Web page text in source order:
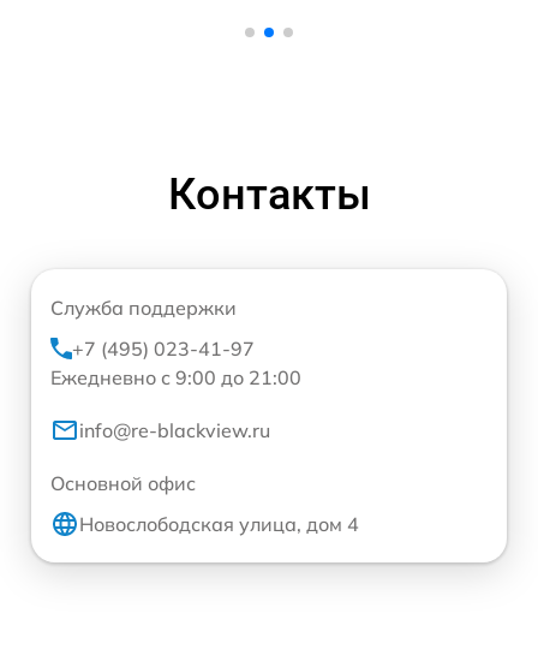
Контакты
Служба поддержки
+7 (495) 023-41-97
Ежедневно с 9:00 до 21:00
info@re-blackview.ru
Основной офис
Новослободская улица, дом 4